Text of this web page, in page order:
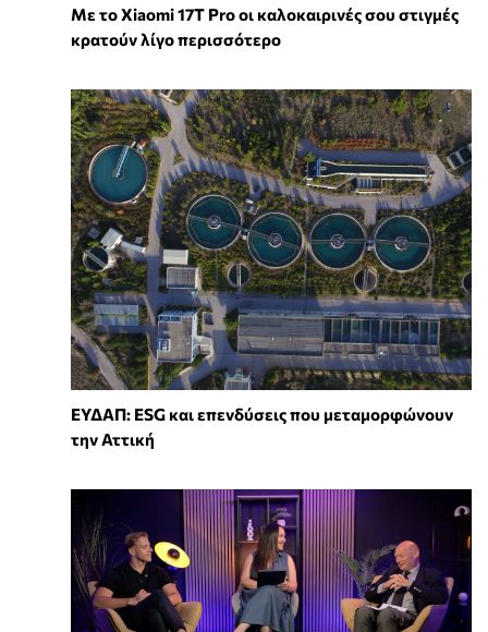
Με το Xiaomi 17T Pro οι καλοκαιρινές σου στιγμές
κρατούν λίγο περισσότερο
ΕΥΔΑΠ: ESG και επενδύσεις που μεταμορφώνουν
την Αττική